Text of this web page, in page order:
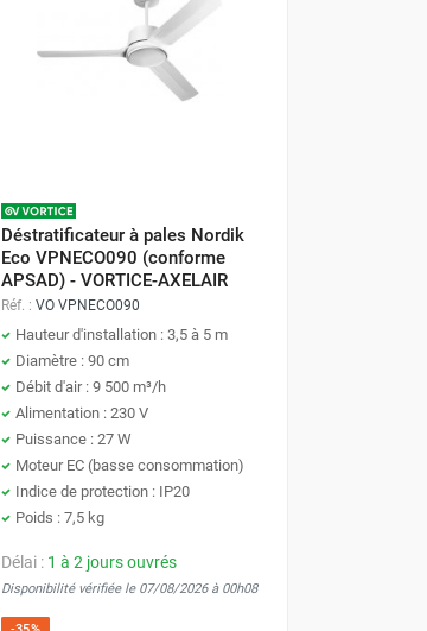
Déstratificateur à pales Nordik
Eco VPNECO090 (conforme
APSAD) - VORTICE-AXELAIR
Réf. : VO VPNECO090
Hauteur d'installation : 3,5 à 5 m
Diamètre : 90 cm
Débit d'air : 9 500 m³/h
Alimentation : 230 V
Puissance : 27 W
Moteur EC (basse consommation)
Indice de protection : IP20
Poids : 7,5 kg
Délai : 1 à 2 jours ouvrés
Disponibilité vérifiée le 07/08/2026 à 00h08